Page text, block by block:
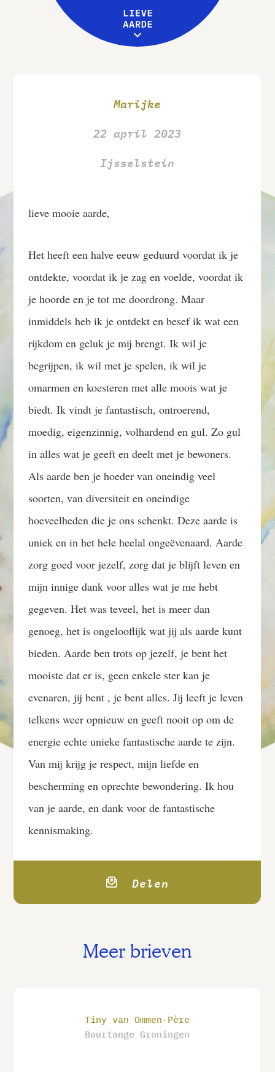
Leive Aarde
Workshops
MENU
Marijke
22 april 2023
Ijsselstein
lieve mooie aarde,
Het heeft een halve eeuw geduurd voordat ik je
ontdekte, voordat ik je zag en voelde, voordat ik
je hoorde en je tot me doordrong. Maar
inmiddels heb ik je ontdekt en besef ik wat een
rijkdom en geluk je mij brengt. Ik wil je
begrijpen, ik wil met je spelen, ik wil je
omarmen en koesteren met alle moois wat je
biedt. Ik vindt je fantastisch, ontroerend,
moedig, eigenzinnig, volhardend en gul. Zo gul
in alles wat je geeft en deelt met je bewoners.
Als aarde ben je hoeder van oneindig veel
soorten, van diversiteit en oneindige
hoeveelheden die je ons schenkt. Deze aarde is
uniek en in het hele heelal ongeëvenaard. Aarde
zorg goed voor jezelf, zorg dat je blijft leven en
mijn innige dank voor alles wat je me hebt
gegeven. Het was teveel, het is meer dan
genoeg, het is ongelooflijk wat jij als aarde kunt
bieden. Aarde ben trots op jezelf, je bent het
mooiste dat er is, geen enkele ster kan je
evenaren, jij bent , je bent alles. Jij leeft je leven
telkens weer opnieuw en geeft nooit op om de
energie echte unieke fantastische aarde te zijn.
Van mij krijg je respect, mijn liefde en
bescherming en oprechte bewondering. Ik hou
van je aarde, en dank voor de fantastische
kennismaking.
Delen
Meer brieven
Tiny van Ommen-Père
Bourtange Groningen